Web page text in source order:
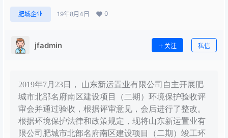
肥城企业 19年8月4日 0
jfadmin 关注 私信
2019年7月23日， 山东新运置业有限公司自主开展肥
城市北部名府南区建设项目（二期）环境保护验收评
审会并通过验收，根据评审意见，会后进行了整改。
根据环境保护法律和政策规定，现将山东新运置业有
限公司肥城市北部名府南区建设项目（二期）竣工环